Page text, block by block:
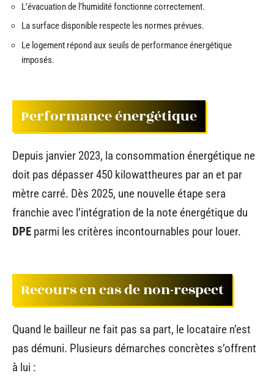
L’évacuation de l’humidité fonctionne correctement.
La surface disponible respecte les normes prévues.
Le logement répond aux seuils de performance énergétique
imposés.
Performance énergétique
Depuis janvier 2023, la consommation énergétique ne
doit pas dépasser 450 kilowattheures par an et par
mètre carré. Dès 2025, une nouvelle étape sera
franchie avec l’intégration de la note énergétique du
DPE parmi les critères incontournables pour louer.
Recours en cas de non-respect
Quand le bailleur ne fait pas sa part, le locataire n’est
pas démuni. Plusieurs démarches concrètes s’offrent
à lui :